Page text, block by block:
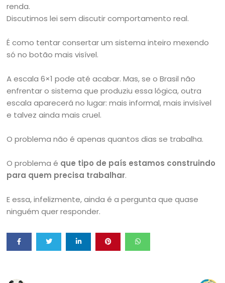
renda.
Discutimos lei sem discutir comportamento real.
É como tentar consertar um sistema inteiro mexendo
só no botão mais visível.
A escala 6×1 pode até acabar. Mas, se o Brasil não
enfrentar o sistema que produziu essa lógica, outra
escala aparecerá no lugar: mais informal, mais invisível
e talvez ainda mais cruel.
O problema não é apenas quantos dias se trabalha.
O problema é que tipo de país estamos construindo
para quem precisa trabalhar.
E essa, infelizmente, ainda é a pergunta que quase
ninguém quer responder.